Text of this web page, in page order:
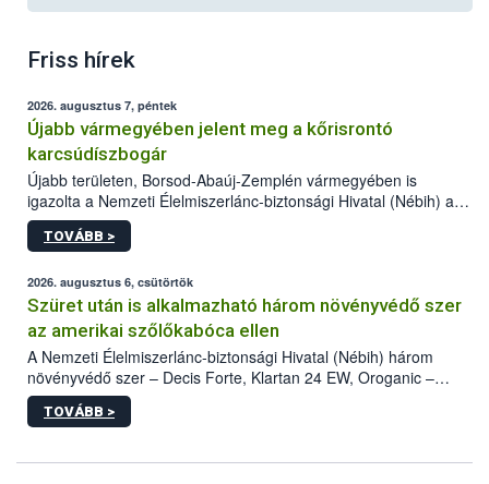
Friss hírek
2026. augusztus 7, péntek
Újabb vármegyében jelent meg a kőrisrontó
karcsúdíszbogár
Újabb területen, Borsod-Abaúj-Zemplén vármegyében is
igazolta a Nemzeti Élelmiszerlánc-biztonsági Hivatal (Nébih) a
kőrisrontó karcsúdíszbogár (Agrilus planipennis) jelenlétét. A
kártevőt nem csak színcsapdában találták meg, de már fertőzött
az intenzív felderítést, emellett az intézkedéseket a szlovák
hatósággal is összehangolják a terjedés megállítása érdekében.
TOVÁBB >
2026. augusztus 6, csütörtök
Szüret után is alkalmazható három növényvédő szer
az amerikai szőlőkabóca ellen
A Nemzeti Élelmiszerlánc-biztonsági Hivatal (Nébih) három
növényvédő szer – Decis Forte, Klartan 24 EW, Oroganic –
engedélyokiratát módosította, így azok a szüretet követően,
egészen a vesszőérettség (BBCH 91) stádiumáig
érésű szőlőkben is legyen lehetőség a károsító elleni további
TOVÁBB >